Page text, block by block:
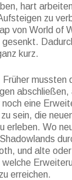
hart
zu
von World of
kurz.
Früher mussten
eine
sein, die
erleben. Wo
und alte
erreichen.